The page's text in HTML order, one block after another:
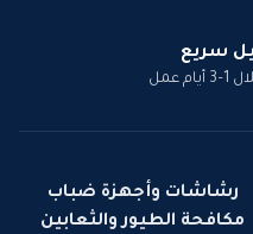
سريع
عمل
رشاشات وأجهزة ضباب
مكافحة الطيور والثعابين